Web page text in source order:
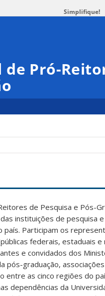
Simplifique!
Pró-
de Pesquisa e Pós-
instituições de pesquisa
país. Participam os
federais, estaduais
e convidados dos
pós-graduação,
entre as cinco regiões do
dependências da